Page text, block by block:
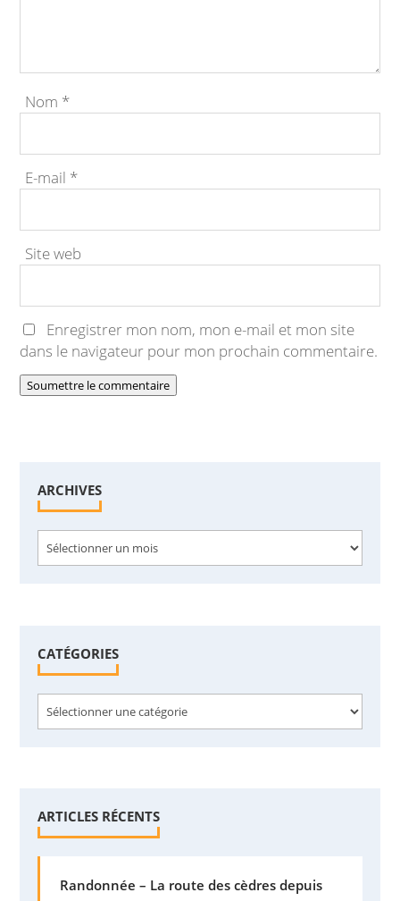
Nom *
E-mail *
Site web
Enregistrer mon nom, mon e-mail et mon site
dans le navigateur pour mon prochain commentaire.
Soumettre le commentaire
ARCHIVESArchives
CATÉGORIES
ARTICLES RÉCENTS
Randonnée – La route des cèdres depuis